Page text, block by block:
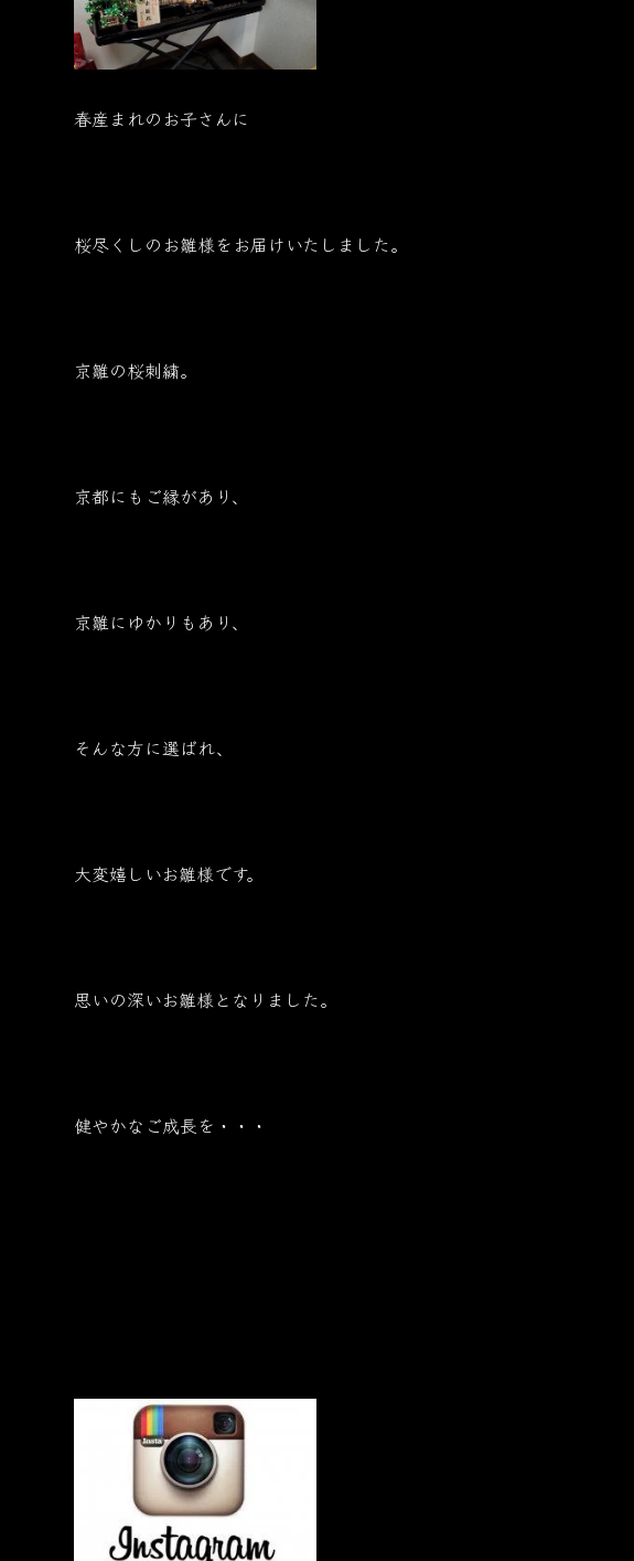
春産まれのお子さんに
桜尽くしのお雛様をお届けいたしました。
京雛の桜刺繍。
京都にもご縁があり、
京雛にゆかりもあり、
そんな方に選ばれ、
大変嬉しいお雛様です。
思いの深いお雛様となりました。
健やかなご成長を・・・